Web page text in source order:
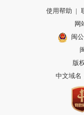
使用帮助 |
网
闽
版
中文域名